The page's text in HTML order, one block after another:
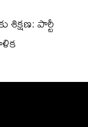
శిక్షణ: పార్టీ